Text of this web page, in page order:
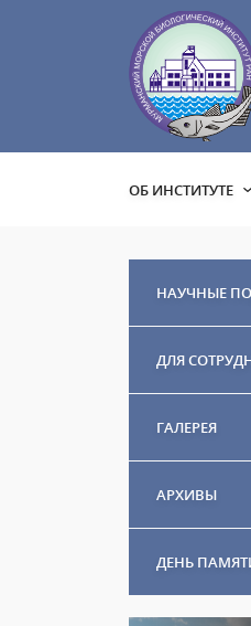
ОБ ИНСТИТУТЕ
НАУЧНЫЕ
ДЛЯ
ГАЛЕРЕЯ
АРХИВЫ
ДЕНЬ